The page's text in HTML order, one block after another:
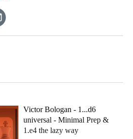
Victor Bologan - 1...d6
universal - Minimal Prep &
1.e4 the lazy way